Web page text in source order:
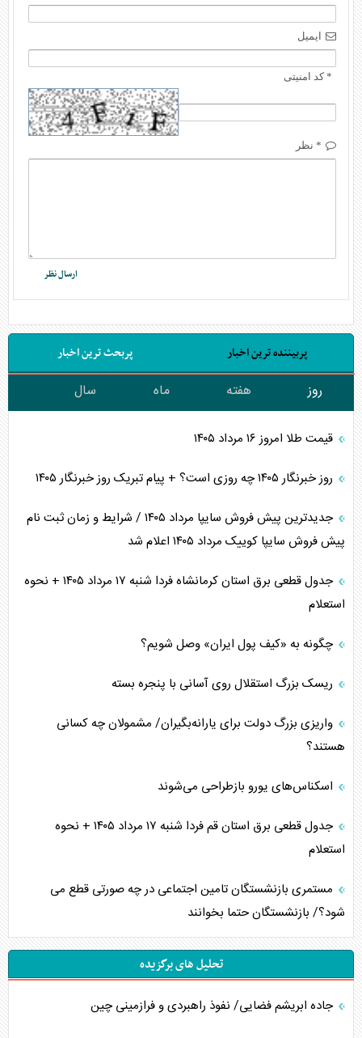
ایمیل
* کد امنیتی
* نظر
پربیننده ترین اخبار پربحث ترین اخبار
روز هفته ماه سال
قیمت طلا امروز ۱۶ مرداد ۱۴۰۵
روز خبرنگار ۱۴۰۵ چه روزی است؟ + پیام تبریک روز خبرنگار ۱۴۰۵
جدیدترین پیش فروش سایپا مرداد ۱۴۰۵ / شرایط و زمان ثبت نام
پیش فروش سایپا کوییک مرداد ۱۴۰۵ اعلام شد
جدول قطعی برق استان کرمانشاه فردا شنبه ۱۷ مرداد ۱۴۰۵ + نحوه
استعلام
چگونه به «کیف پول ایران» وصل شویم؟
ریسک بزرگ استقلال روی آسانی با پنجره بسته
واریزی بزرگ دولت برای یارانه‌بگیران/ مشمولان چه کسانی
هستند؟
اسکناس‌های یورو بازطراحی می‌شوند
جدول قطعی برق استان قم فردا شنبه ۱۷ مرداد ۱۴۰۵ + نحوه
استعلام
مستمری بازنشستگان تامین اجتماعی در چه صورتی قطع می
شود؟/ بازنشستگان حتما بخوانند
تحلیل های برگزیده
جاده ابریشم فضایی/ نفوذ راهبردی و فرازمینی چین